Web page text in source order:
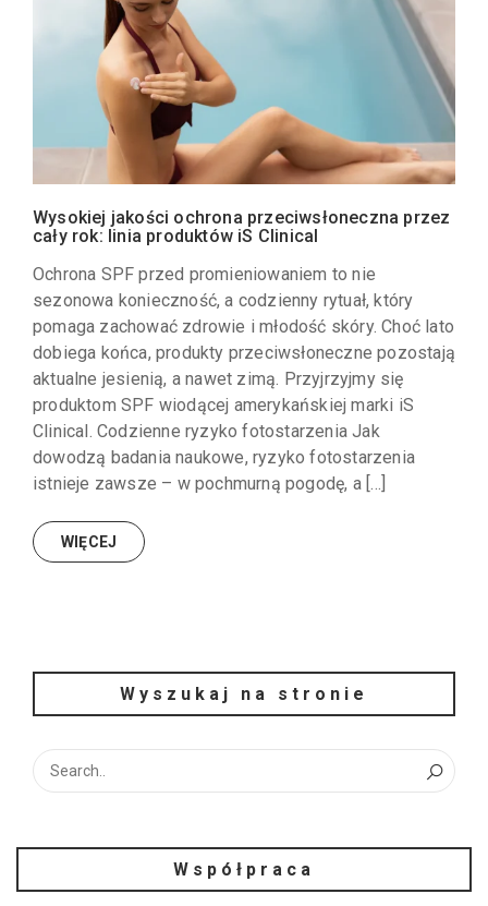
Wysokiej jakości ochrona przeciwsłoneczna przez
cały rok: linia produktów iS Clinical
Ochrona SPF przed promieniowaniem to nie
sezonowa konieczność, a codzienny rytuał, który
pomaga zachować zdrowie i młodość skóry. Choć lato
dobiega końca, produkty przeciwsłoneczne pozostają
aktualne jesienią, a nawet zimą. Przyjrzyjmy się
produktom SPF wiodącej amerykańskiej marki iS
Clinical. Codzienne ryzyko fotostarzenia Jak
dowodzą badania naukowe, ryzyko fotostarzenia
istnieje zawsze – w pochmurną pogodę, a […]
WIĘCEJ
Wyszukaj na stronie
Współpraca